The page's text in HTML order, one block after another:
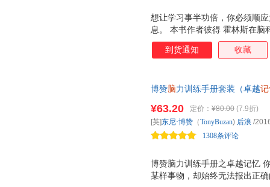
想让学习事半功倍，你必须顺
息。 本书作者彼得 霍林斯在脑
元的特性出发，提出了一套能
的边缘系统，就能提升专注力
到货通知 收藏
博赞脑力训练手册套装（卓越
信息的图像式笔记工具；摆脱
效学习系统
博赞脑力训练手册之卓越记忆
某样事物，却始终无法报出正
¥63.20 定价： ¥80.00 (7.9折)
1308条评论
[英]东尼·博赞 （TonyBuzan) 后浪 /